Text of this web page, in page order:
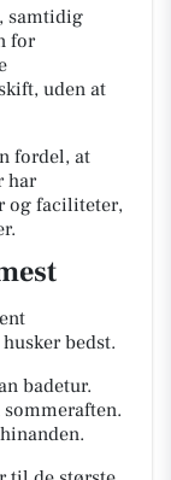
samtidig
for
uden at
fordel, at
har
og faciliteter,
bedst.
badetur.